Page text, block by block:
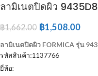
ลามิเนตปิดผิว
฿1,662.00 ฿1,508.00
ลามิเนตปิดผิว FORMICA รุ่น
รหัสสินค้า:1137766
ยี่ห้อ: